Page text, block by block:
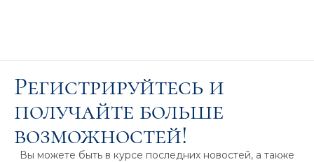
Регистрируйтесь и
получайте больше
возможностей!
Вы можете быть в курсе последних новостей, а также